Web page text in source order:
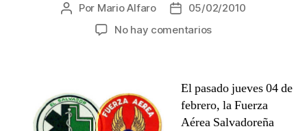
Autor
Por Mario Alfaro
Fecha05/02/2010
No hay comentariosen
recibe
reconocimiento
de
El pasado jueves 04 de
febrero, la Fuerza
Aérea Salvadoreña